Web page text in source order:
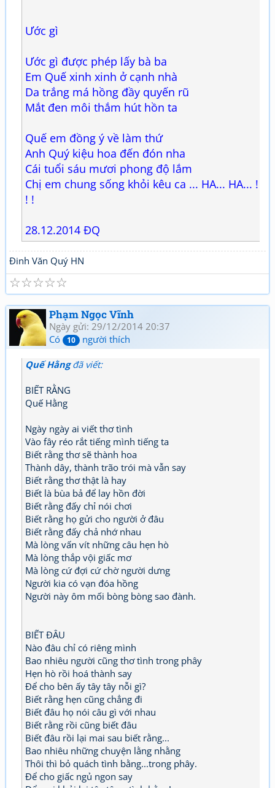
Ước gì
Ước gì được phép lấy bà ba
Em Quế xinh xinh ở cạnh nhà
Da trắng má hồng đầy quyến rũ
Mắt đen môi thắm hút hồn ta
Quế em đồng ý về làm thứ
Anh Quý kiệu hoa đến đón nha
Cái tuổi sáu mươi phong độ lắm
Chị em chung sống khỏi kêu ca ... HA... HA... !
! !
28.12.2014 ĐQ
Đinh Văn Quý HN
☆
☆
☆
☆
☆
Phạm Ngọc Vĩnh
Ngày gửi: 29/12/2014 20:37
Có
10 người thích
Quế Hằngđã viết:
BIẾT RẰNG
Quế Hằng
Ngày ngày ai viết thơ tình
Vào fây réo rắt tiếng mình tiếng ta
Biết rằng thơ sẽ thành hoa
Thành dây, thành trão trói mà vẫn say
Biết rằng thơ thật là hay
Biết là bùa bả để lay hồn đời
Biết rằng đấy chỉ nói chơi
Biết rằng họ gửi cho người ở đâu
Biết rằng đấy chả nhớ nhau
Mà lòng vấn vít những câu hẹn hò
Mà lòng thắp vội giấc mơ
Mà lòng cứ đợi cứ chờ người dưng
Người kia có vạn đóa hồng
Người này ôm mối bòng bòng sao đành.
BIẾT ĐÂU
Nào đâu chỉ có riêng mình
Bao nhiêu người cũng thơ tình trong phây
Hẹn hò rồi hoá thành say
Để cho bên ấy tây tây nỗi gì?
Biết rằng hẹn cũng chẳng đi
Biết đâu họ nói câu gì với nhau
Biết rằng rồi cũng biết đâu
Biết đâu rồi lại mai sau biết rằng...
Bao nhiêu những chuyện lằng nhằng
Thôi thì bỏ quách tình bằng...trong phây.
Để cho giấc ngủ ngon say